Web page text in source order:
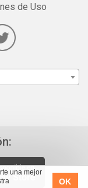
una mejor
OK
de Uso